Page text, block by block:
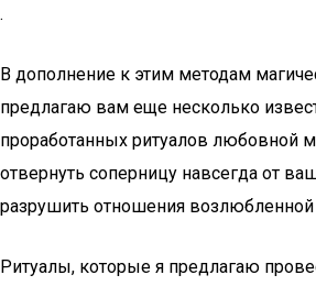
.
В дополнение к этим методам
предлагаю вам еще несколько
проработанных ритуалов любовной
отвернуть соперницу навсегда от
разрушить отношения
Ритуалы, которые я предлагаю